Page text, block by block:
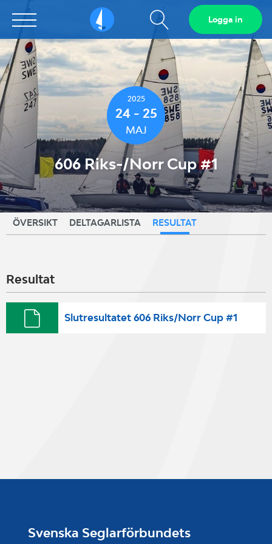
Sailarena Visa
sökfält
Logga in
2025
24 - 25
MAJ
606 Riks-/Norr Cup #1
ÖVERSIKT DELTAGARLISTA RESULTAT
Resultat
Slutresultatet 606 Riks/Norr Cup #1
Svenska Seglarförbundets